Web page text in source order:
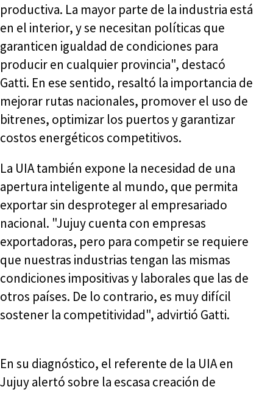
productiva. La mayor parte de la industria está
en el interior, y se necesitan políticas que
garanticen igualdad de condiciones para
producir en cualquier provincia", destacó
Gatti. En ese sentido, resaltó la importancia de
mejorar rutas nacionales, promover el uso de
bitrenes, optimizar los puertos y garantizar
costos energéticos competitivos.
La UIA también expone la necesidad de una
apertura inteligente al mundo, que permita
exportar sin desproteger al empresariado
nacional. "Jujuy cuenta con empresas
exportadoras, pero para competir se requiere
que nuestras industrias tengan las mismas
condiciones impositivas y laborales que las de
otros países. De lo contrario, es muy difícil
sostener la competitividad", advirtió Gatti.
En su diagnóstico, el referente de la UIA en
Jujuy alertó sobre la escasa creación de